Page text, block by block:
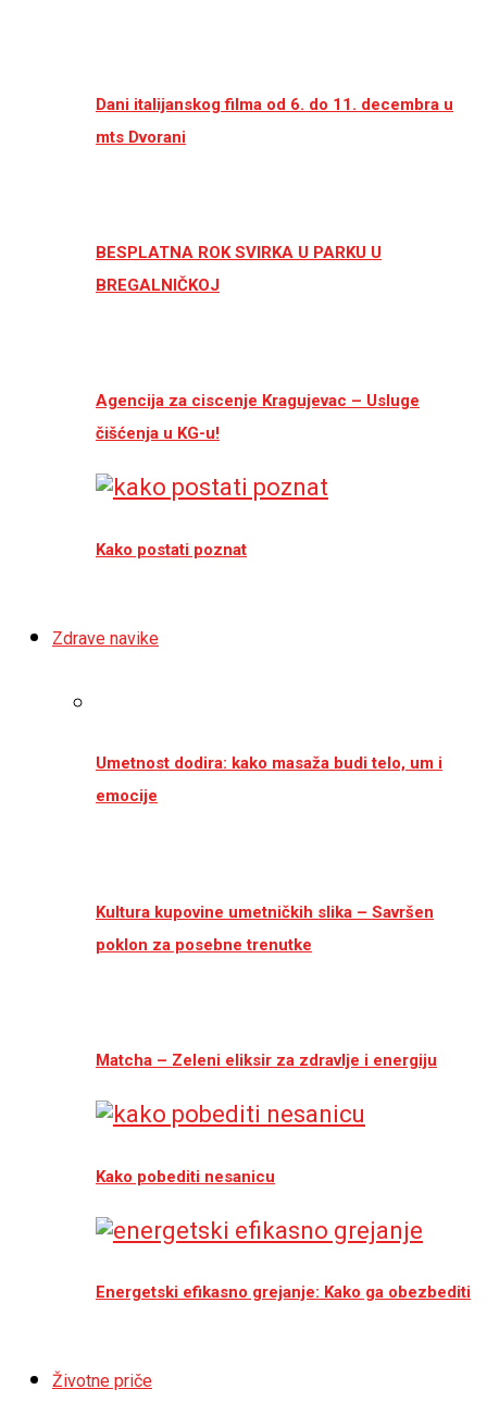
Dani italijanskog filma od 6. do 11. decembra u
mts Dvorani
BESPLATNA ROK SVIRKA U PARKU U
BREGALNIČKOJ
Agencija za ciscenje Kragujevac – Usluge
čišćenja u KG-u!
Kako postati poznat
Zdrave navike
Umetnost dodira: kako masaža budi telo, um i
emocije
Kultura kupovine umetničkih slika – Savršen
poklon za posebne trenutke
Matcha – Zeleni eliksir za zdravlje i energiju
Kako pobediti nesanicu
Energetski efikasno grejanje: Kako ga obezbediti
Životne priče